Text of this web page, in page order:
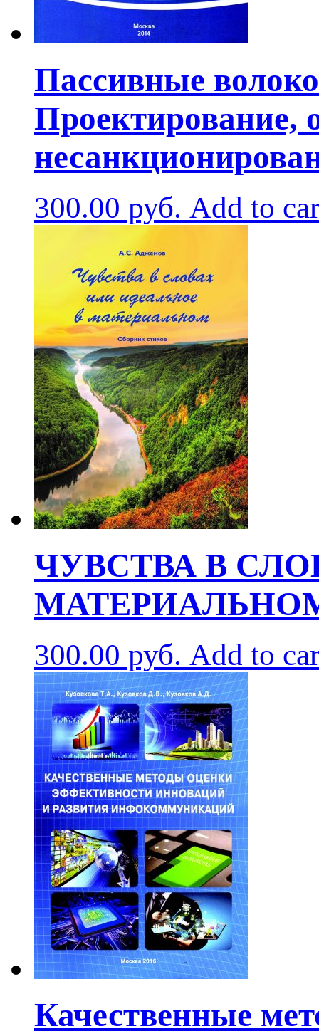
Пассивные
Проектирование,
300.00 руб. Add to
ЧУВСТВА В
МАТЕРИАЛЬНОМ
300.00 руб. Add to
Качественные